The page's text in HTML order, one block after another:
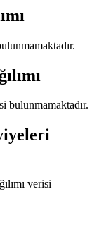
bulunmamaktadır.
verisi